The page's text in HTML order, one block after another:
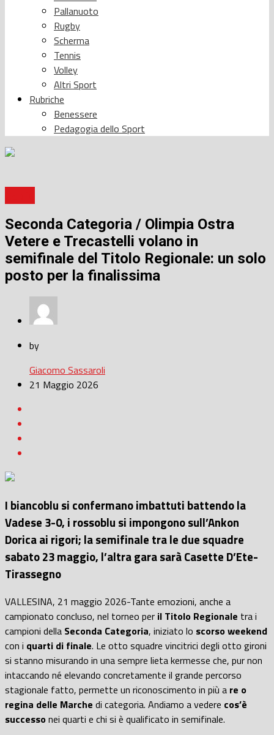
Pallanuoto
Rugby
Scherma
Tennis
Volley
Altri Sport
Rubriche
Benessere
Pedagogia dello Sport
Seconda Categoria / Olimpia Ostra
Vetere e Trecastelli volano in
semifinale del Titolo Regionale: un solo
posto per la finalissima
by
Giacomo Sassaroli
21 Maggio 2026
I biancoblu si confermano imbattuti battendo la
Vadese 3-0, i rossoblu si impongono sull’Ankon
Dorica ai rigori; la semifinale tra le due squadre
sabato 23 maggio, l’altra gara sarà Casette D’Ete-
Tirassegno
VALLESINA, 21 maggio 2026-Tante emozioni, anche a
campionato concluso, nel torneo per il Titolo Regionale tra i
campioni della Seconda Categoria, iniziato lo scorso weekend
con i quarti di finale. Le otto squadre vincitrici degli otto gironi
si stanno misurando in una sempre lieta kermesse che, pur non
intaccando né elevando concretamente il grande percorso
stagionale fatto, permette un riconoscimento in più a re o
regina delle Marche di categoria. Andiamo a vedere cos’è
successonei quarti e chi si è qualificato in semifinale.